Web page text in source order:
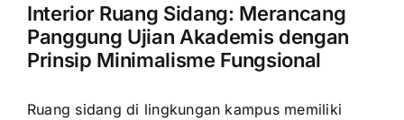
Interior Ruang Sidang: Merancang
Panggung Ujian Akademis dengan
Prinsip Minimalisme Fungsional
Ruang sidang di lingkungan kampus memiliki